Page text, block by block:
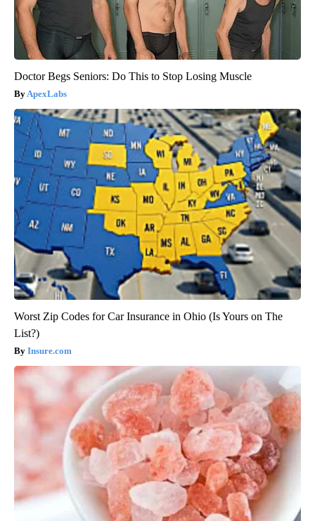
Doctor Begs Seniors: Do This to Stop Losing Muscle
ApexLabs
Worst Zip Codes for Car Insurance in Ohio (Is Yours on The
List?)
Insure.com